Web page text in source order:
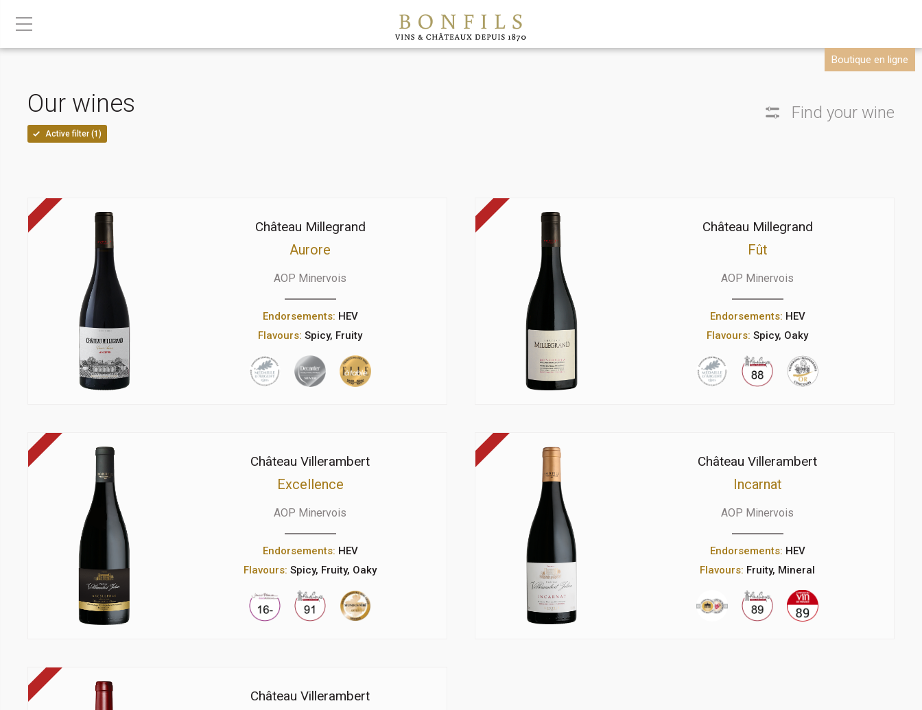
Boutique en ligne
Our wines
Active filter (1 )
Find your wine
Château Millegrand
Aurore
AOP Minervois
Endorsements: HEV
Flavours:Spicy, Fruity
Château Millegrand
Fût
AOP Minervois
Endorsements: HEV
Flavours:Spicy, Oaky
Château Villerambert
Excellence
AOP Minervois
Endorsements: HEV
Flavours:Spicy, Fruity, Oaky
Château Villerambert
Incarnat
AOP Minervois
Endorsements: HEV
Flavours: Fruity, Mineral
Château Villerambert